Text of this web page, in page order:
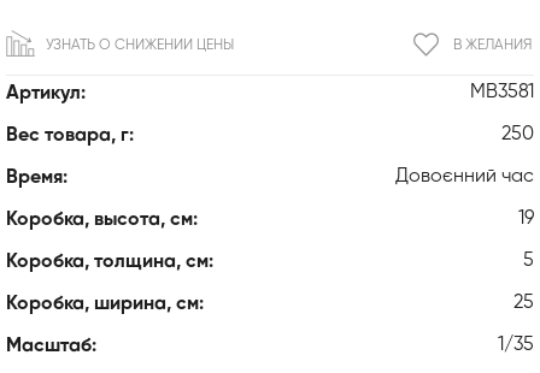
Артикул: MB3581
Вес товара, г: 250
Время: Довоєнний час
Коробка, высота, см: 19
Коробка, толщина, см: 5
Коробка, ширина, см: 25
Масштаб: 1/35
В ЖЕЛАНИЯ
УЗНАТЬ О СНИЖЕНИИ ЦЕНЫ